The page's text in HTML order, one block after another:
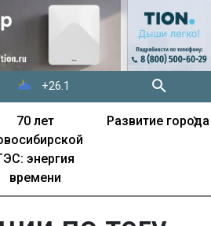
+26.1
70 лет
энергия
времени
Развитие города
›